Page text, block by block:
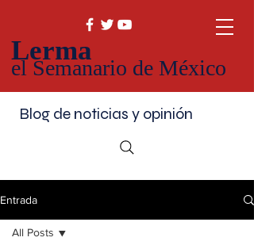
Lerma
el Semanario de México
Blog de noticias y opinión
Entrada
All Posts